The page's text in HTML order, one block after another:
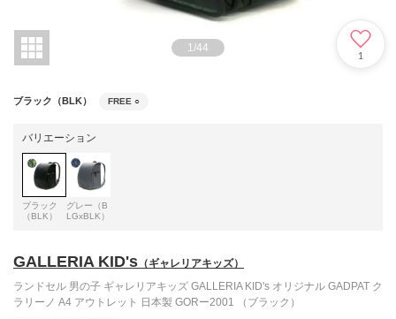
1 /44
1
ブラック（BLK） FREE ○
バリエーション
ブラック
（BLK）
グレー（B
LGxBLK）
GALLERIA KID's （ギャレリアキッズ）
ランドセル 男の子 ギャレリアキッズ GALLERIA KID's オリジナル GADPAT ク
ラリーノ A4 アウトレット 日本製 GORー2001 （ブラック）